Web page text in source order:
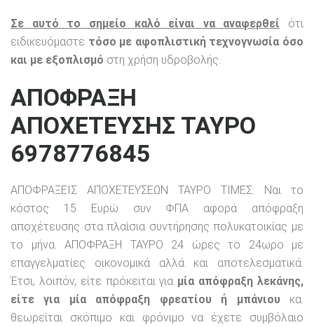
Σε αυτό το σημείο καλό είναι να αναφερθεί ότι
ειδικευόμαστε τόσο με αφοπλιστική τεχνογνωσία όσο
και με εξοπλισμό στη χρήση υδροβολής.
ΑΠΟΦΡΑΞΗ
ΑΠΟΧΕΤΕΥΣΗΣ ΤΑΥΡΟ
6978776845
ΑΠΟΦΡΑΞΕΙΣ ΑΠΟΧΕΤΕΥΣΕΩΝ ΤΑΥΡΟ ΤΙΜΕΣ: Ναι το
κόστος 15 Ευρώ συν ΦΠΑ αφορά απόφραξη
αποχέτευσης στα πλαίσια συντήρησης πολυκατοικίας με
το μήνα. ΑΠΟΦΡΑΞΗ ΤΑΥΡΟ 24 ώρες το 24ωρο με
επαγγελματίες οικονομικά αλλά και αποτελεσματικά.
Έτσι, λοιπόν, είτε πρόκειται για μία απόφραξη λεκάνης,
είτε για μία απόφραξη φρεατίου ή μπάνιουκα.
θεωρείται σκόπιμο και φρόνιμο να έχετε συμβόλαιο